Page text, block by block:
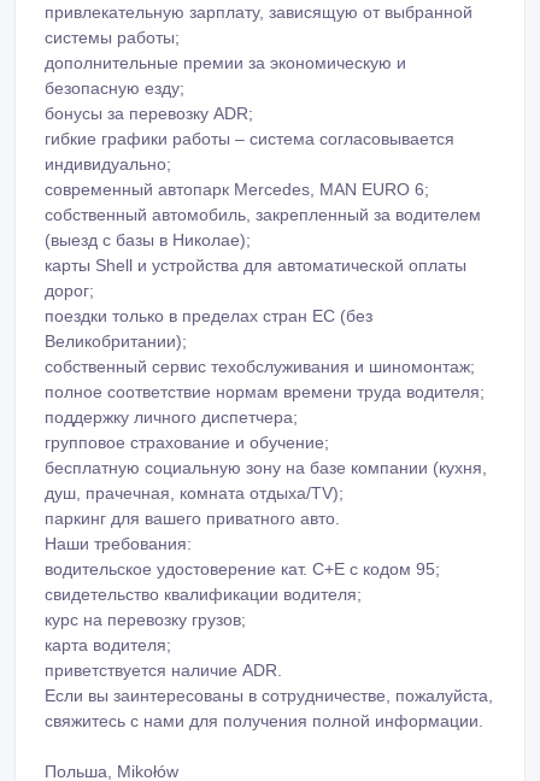
привлекательную зарплату, зависящую от выбранной
системы работы;
дополнительные премии за экономическую и
безопасную езду;
бонусы за перевозку ADR;
гибкие графики работы – система согласовывается
индивидуально;
современный автопарк Mercedes, MAN EURO 6;
собственный автомобиль, закрепленный за водителем
(выезд с базы в Николае);
карты Shell и устройства для автоматической оплаты
дорог;
поездки только в пределах стран ЕС (без
Великобритании);
собственный сервис техобслуживания и шиномонтаж;
полное соответствие нормам времени труда водителя;
поддержку личного диспетчера;
групповое страхование и обучение;
бесплатную социальную зону на базе компании (кухня,
душ, прачечная, комната отдыха/TV);
паркинг для вашего приватного авто.
Наши требования:
водительское удостоверение кат. C+E с кодом 95;
свидетельство квалификации водителя;
курс на перевозку грузов;
карта водителя;
приветствуется наличие ADR.
Если вы заинтересованы в сотрудничестве, пожалуйста,
свяжитесь с нами для получения полной информации.
Польша, Mikołów